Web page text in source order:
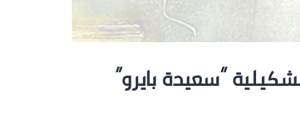
“سعيدة بايرو”